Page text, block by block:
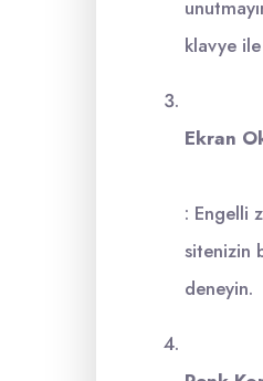
klavye ile
Ekran
: Engelli
sitenizin
deneyin.